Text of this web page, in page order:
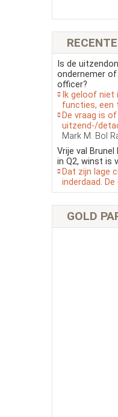
Is de
ondernemer
officer?
Ik geloof niet
functies, een
De vraag is
uitzend-/
Mark M. Bol
Vrije val
in Q2, winst is
Dat zijn lage
inderdaad. De
GOLD